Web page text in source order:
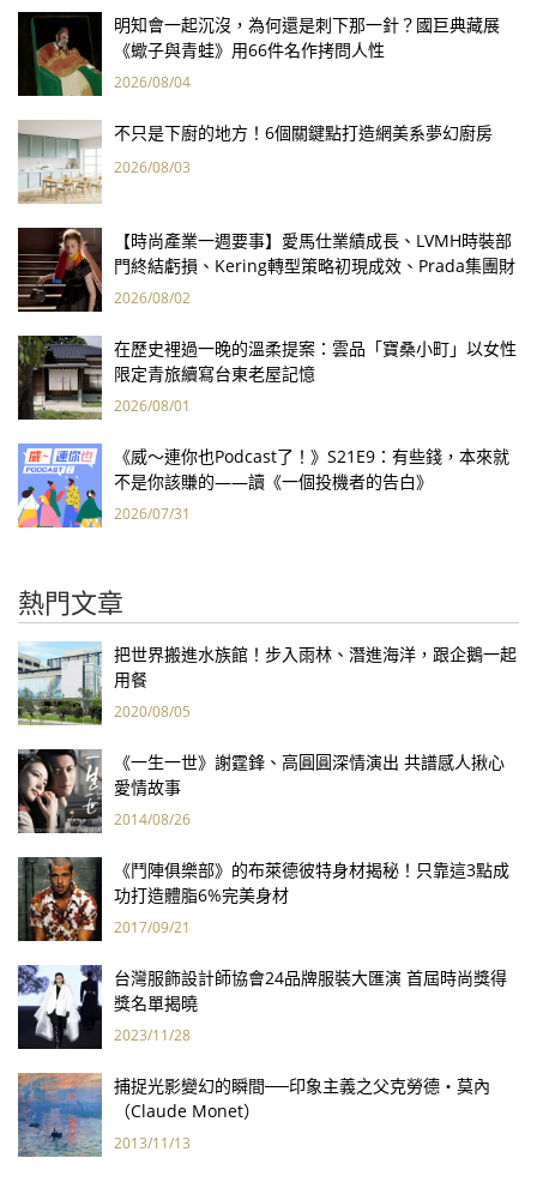
明知會一起沉沒，為何還是刺下那一針？國巨典藏展
《蠍子與青蛙》用66件名作拷問人性
2026/08/04
不只是下廚的地方！6個關鍵點打造網美系夢幻廚房
2026/08/03
【時尚產業一週要事】愛馬仕業績成長、LVMH時裝部
門終結虧損、Kering轉型策略初現成效、Prada集團財
報亮眼
2026/08/02
在歷史裡過一晚的溫柔提案：雲品「寶桑小町」以女性
限定青旅續寫台東老屋記憶
2026/08/01
《威～連你也Podcast了！》S21E9：有些錢，本來就
不是你該賺的——讀《一個投機者的告白》
2026/07/31
熱門文章
把世界搬進水族館！步入雨林、潛進海洋，跟企鵝一起
用餐
2020/08/05
《一生一世》謝霆鋒、高圓圓深情演出 共譜感人揪心
愛情故事
2014/08/26
《鬥陣俱樂部》的布萊德彼特身材揭秘！只靠這3點成
功打造體脂6%完美身材
2017/09/21
台灣服飾設計師協會24品牌服裝大匯演 首屆時尚獎得
獎名單揭曉
2023/11/28
捕捉光影變幻的瞬間──印象主義之父克勞德‧莫內
（Claude Monet）
2013/11/13